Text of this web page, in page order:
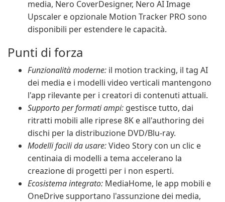
media, Nero CoverDesigner, Nero AI Image
Upscaler e opzionale Motion Tracker PRO sono
disponibili per estendere le capacità.
Punti di forza
Funzionalità moderne: il motion tracking, il tag AI
dei media e i modelli video verticali mantengono
l'app rilevante per i creatori di contenuti attuali.
Supporto per formati ampi: gestisce tutto, dai
ritratti mobili alle riprese 8K e all'authoring dei
dischi per la distribuzione DVD/Blu-ray.
Modelli facili da usare:Video Story con un clic e
centinaia di modelli a tema accelerano la
creazione di progetti per i non esperti.
Ecosistema integrato: MediaHome, le app mobili e
OneDrive supportano l'assunzione dei media,